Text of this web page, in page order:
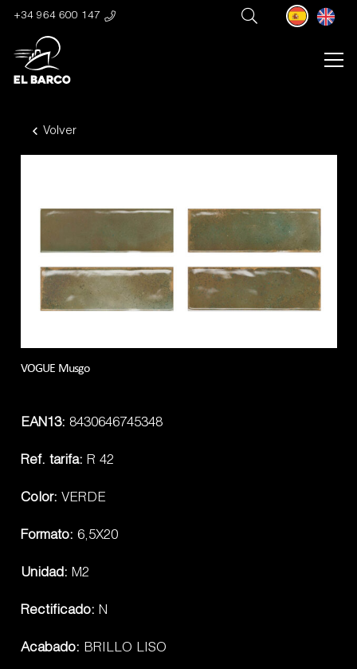
+34 964 600 147
Volver
VOGUE Musgo
EAN13: 8430646745348
Ref. tarifa: R 42
Color: VERDE
Formato: 6,5X20
Unidad: M2
Rectificado: N
Acabado: BRILLO LISO